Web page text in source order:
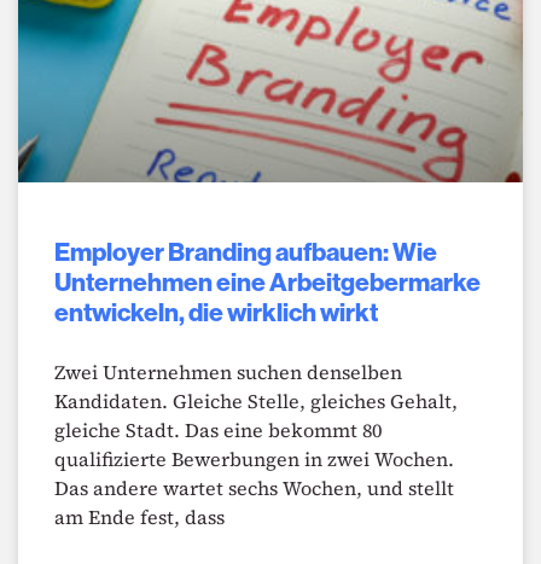
Employer Branding aufbauen: Wie
Unternehmen eine Arbeitgebermarke
entwickeln, die wirklich wirkt
Zwei Unternehmen suchen denselben
Kandidaten. Gleiche Stelle, gleiches Gehalt,
gleiche Stadt. Das eine bekommt 80
qualifizierte Bewerbungen in zwei Wochen.
Das andere wartet sechs Wochen, und stellt
am Ende fest, dass